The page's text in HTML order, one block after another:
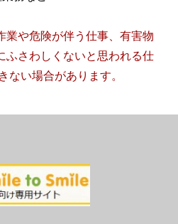
や危険が伴う仕事、有害物
ふさわしくないと思われる仕
ない場合があります。